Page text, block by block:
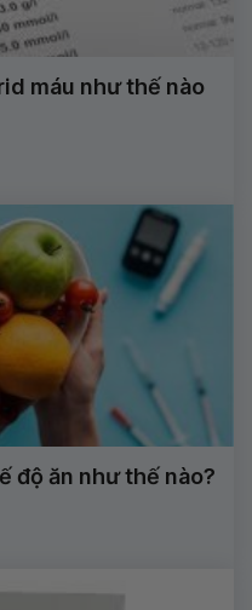
máu như thế nào
độ ăn như thế nào?